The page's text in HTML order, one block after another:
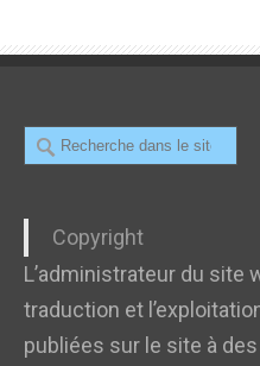
Recherche
Copyright
L’administrateur du site
traduction et
publiées sur le site à